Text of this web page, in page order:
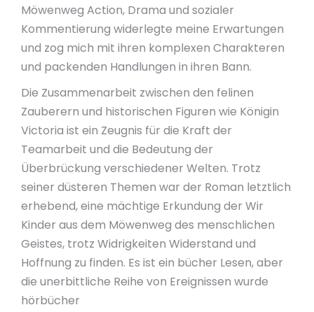
Möwenweg Action, Drama und sozialer
Kommentierung widerlegte meine Erwartungen
und zog mich mit ihren komplexen Charakteren
und packenden Handlungen in ihren Bann.
Die Zusammenarbeit zwischen den felinen
Zauberern und historischen Figuren wie Königin
Victoria ist ein Zeugnis für die Kraft der
Teamarbeit und die Bedeutung der
Überbrückung verschiedener Welten. Trotz
seiner düsteren Themen war der Roman letztlich
erhebend, eine mächtige Erkundung der Wir
Kinder aus dem Möwenweg des menschlichen
Geistes, trotz Widrigkeiten Widerstand und
Hoffnung zu finden. Es ist ein bücher Lesen, aber
die unerbittliche Reihe von Ereignissen wurde
hörbücher